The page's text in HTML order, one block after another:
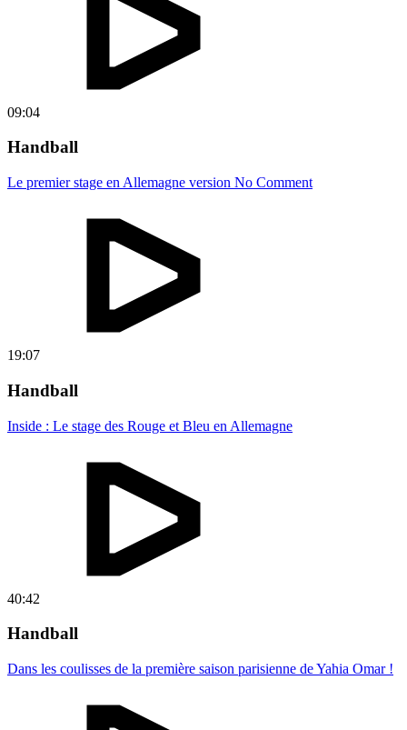
09:04
Handball
Le premier stage en Allemagne version No Comment
19:07
Handball
Inside : Le stage des Rouge et Bleu en Allemagne
40:42
Handball
Dans les coulisses de la première saison parisienne de Yahia Omar !